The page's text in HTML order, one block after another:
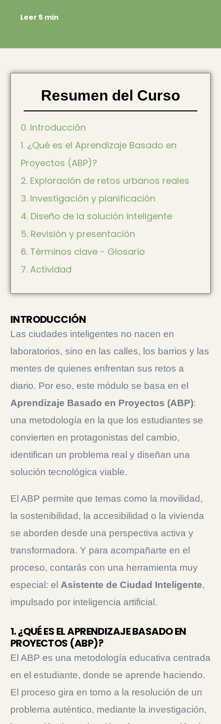
Leer 5 min
Resumen del Curso
0. Introducción
1. ¿Qué es el Aprendizaje Basado en
Proyectos (ABP)?
2. Exploración de retos urbanos reales
3. Investigación y planificación
4. Diseño de la solución inteligente
5. Revisión y presentación
6. Términos clave - Glosario
7. Actividad
INTRODUCCIÓN
Las ciudades inteligentes no nacen en
laboratorios, sino en las calles, los barrios y las
mentes de quienes enfrentan sus retos a
diario. Por eso, este módulo se basa en el
Aprendizaje Basado en Proyectos (ABP):
una metodología en la que los estudiantes se
convierten en protagonistas del cambio,
identifican un problema real y diseñan una
solución tecnológica viable.
El ABP permite que temas como la movilidad,
la sostenibilidad, la accesibilidad o la vivienda
se aborden desde una perspectiva activa y
transformadora. Y para acompañarte en el
proceso, contarás con una herramienta muy
especial: el Asistente de Ciudad Inteligente,
impulsado por inteligencia artificial.
1. ¿QUÉ ES EL APRENDIZAJE BASADO EN
PROYECTOS (ABP)?
El ABP es una metodología educativa centrada
en el estudiante, donde se aprende haciendo.
El proceso gira en torno a la resolución de un
problema auténtico, mediante la investigación,